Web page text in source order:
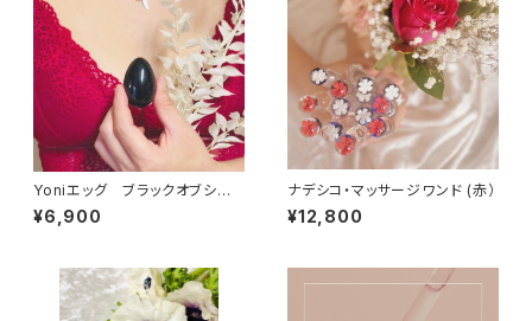
Yoniエッグ ブラックオブシディ
アンM
¥6,900
ナデシコ・マッサージワンド (赤）
¥12,800